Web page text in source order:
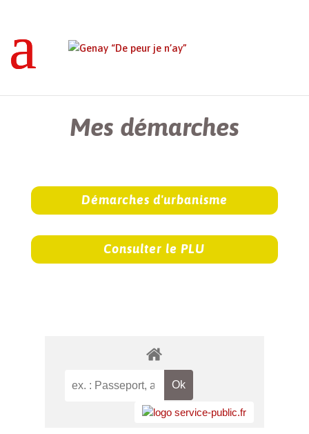
Mes démarches
Démarches d'urbanisme
Consulter le PLU